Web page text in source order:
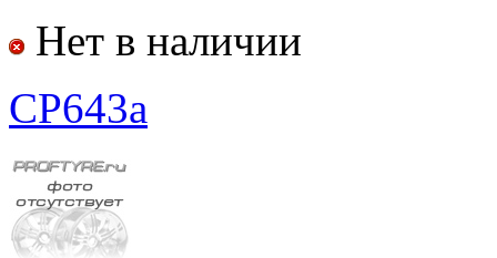
Нет в наличии
CP643a